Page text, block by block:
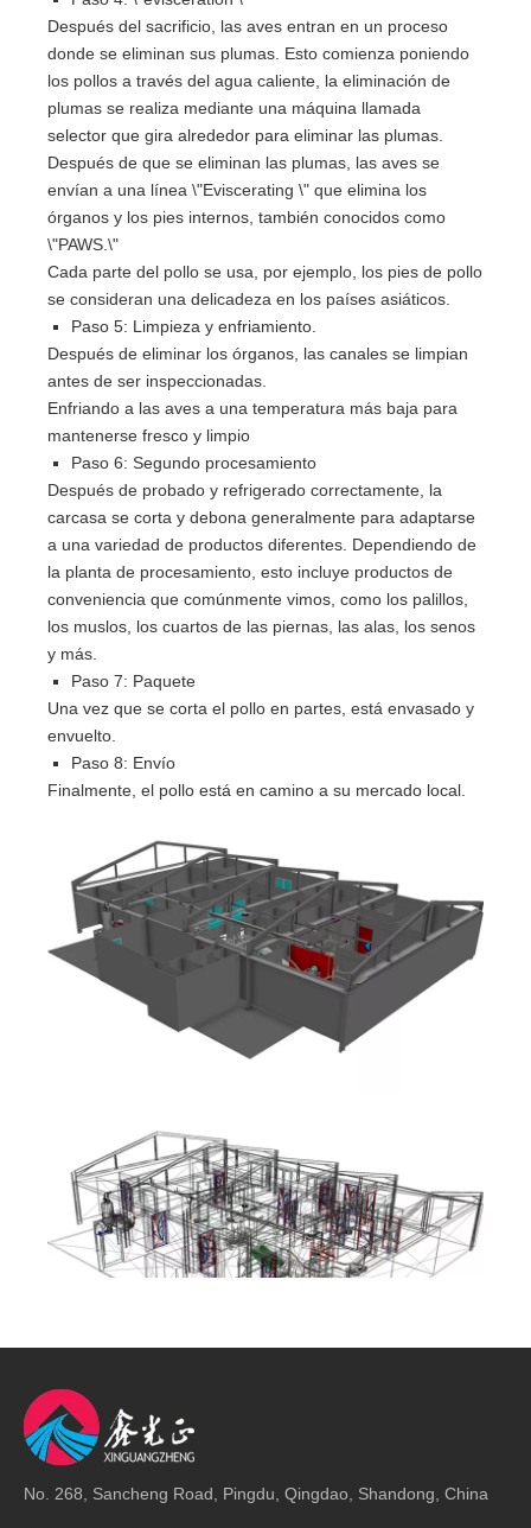
Después del sacrificio, las aves entran en un proceso
donde se eliminan sus plumas. Esto comienza poniendo
los pollos a través del agua caliente, la eliminación de
plumas se realiza mediante una máquina llamada
selector que gira alrededor para eliminar las plumas.
Después de que se eliminan las plumas, las aves se
envían a una línea \"Eviscerating \" que elimina los
órganos y los pies internos, también conocidos como
\"PAWS.\"
Cada parte del pollo se usa, por ejemplo, los pies de pollo
se consideran una delicadeza en los países asiáticos.
Paso 5: Limpieza y enfriamiento.
Después de eliminar los órganos, las canales se limpian
antes de ser inspeccionadas.
Enfriando a las aves a una temperatura más baja para
mantenerse fresco y limpio
Paso 6: Segundo procesamiento
Después de probado y refrigerado correctamente, la
carcasa se corta y debona generalmente para adaptarse
a una variedad de productos diferentes. Dependiendo de
la planta de procesamiento, esto incluye productos de
conveniencia que comúnmente vimos, como los palillos,
los muslos, los cuartos de las piernas, las alas, los senos
y más.
Paso 7: Paquete
Una vez que se corta el pollo en partes, está envasado y
envuelto.
Paso 8: Envío
Finalmente, el pollo está en camino a su mercado local.
No. 268, Sancheng Road, Pingdu, Qingdao, Shandong, China